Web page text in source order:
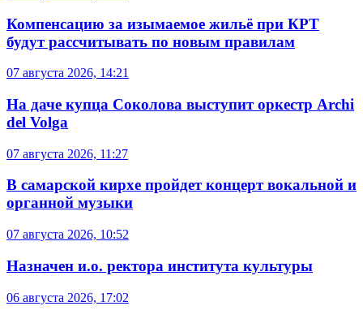
Компенсацию за изымаемое жильё при КРТ
будут рассчитывать по новым правилам
07 августа 2026, 14:21
На даче купца Соколова выступит оркестр Archi
del Volga
07 августа 2026, 11:27
В самарской кирхе пройдет концерт вокальной и
органной музыки
07 августа 2026, 10:52
Назначен и.о. ректора института культуры
06 августа 2026, 17:02